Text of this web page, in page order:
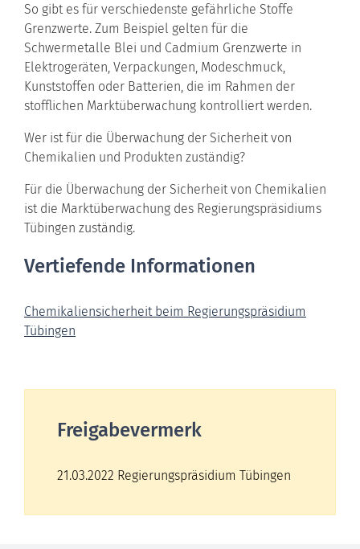
So gibt es für verschiedenste gefährliche Stoffe
Grenzwerte. Zum Beispiel gelten für die
Schwermetalle Blei und Cadmium Grenzwerte in
Elektrogeräten, Verpackungen, Modeschmuck,
Kunststoffen oder Batterien, die im Rahmen der
stofflichen Marktüberwachung kontrolliert werden.
Wer ist für die Überwachung der Sicherheit von
Chemikalien und Produkten zuständig?
Für die Überwachung der Sicherheit von Chemikalien
ist die Marktüberwachung des Regierungspräsidiums
Tübingen zuständig.
Vertiefende Informationen
Chemikaliensicherheit beim Regierungspräsidium
Tübingen
Freigabevermerk
21.03.2022 Regierungspräsidium Tübingen